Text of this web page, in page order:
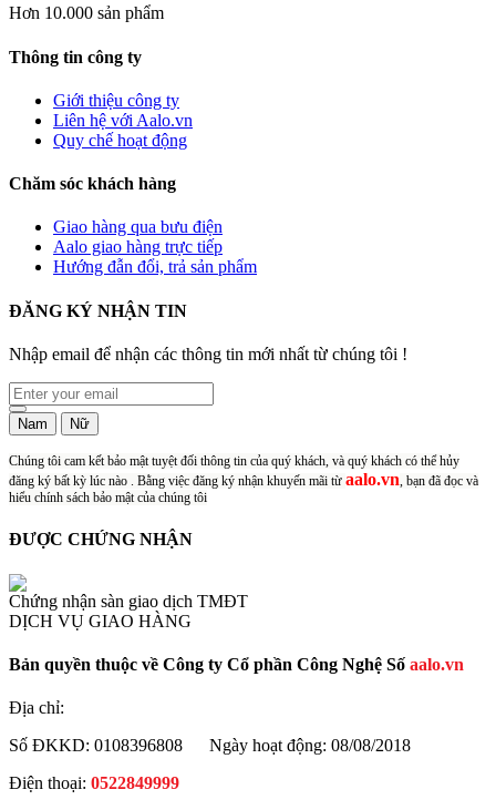
Hơn 10.000 sản phẩm
Thông tin công ty
Giới thiệu công ty
Liên hệ với Aalo.vn
Quy chế hoạt động
Chăm sóc khách hàng
Giao hàng qua bưu điện
Aalo giao hàng trực tiếp
Hướng đẫn đổi, trả sản phẩm
ĐĂNG KÝ NHẬN TIN
Nhập email để nhận các thông tin mới nhất từ chúng tôi !
Nam Nữ
Chúng tôi cam kết bảo mật tuyệt đối thông tin của quý khách, và quý khách có thể hủy
đăng ký bất kỳ lúc nào . Bằng việc đăng ký nhận khuyến mãi từ aalo.vn, bạn đã đọc và
hiểu chính sách bảo mật của chúng tôi
ĐƯỢC CHỨNG NHẬN
Chứng nhận sàn giao dịch TMĐT
DỊCH VỤ GIAO HÀNG
Bản quyền thuộc về Công ty Cổ phần Công Nghệ Số aalo.vn
Địa chỉ:
Số ĐKKD: 0108396808
Ngày hoạt động: 08/08/2018
Điện thoại: 0522849999